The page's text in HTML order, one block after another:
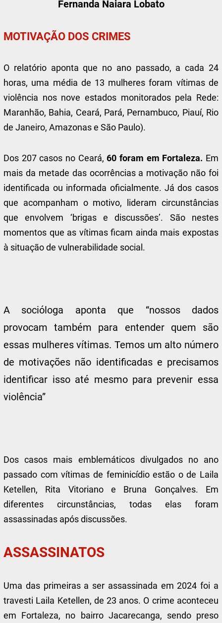
Fernanda Naiara Lobato
MOTIVAÇÃO DOS CRIMES
O relatório aponta que no ano passado, a cada 24
horas, uma média de 13 mulheres foram vítimas de
violência nos nove estados monitorados pela Rede:
Maranhão, Bahia, Ceará, Pará, Pernambuco, Piauí, Rio
de Janeiro, Amazonas e São Paulo).
Dos 207 casos no Ceará,60 foram em Fortaleza. Em
mais da metade das ocorrências a motivação não foi
identificada ou informada oficialmente. Já dos casos
que acompanham o motivo, lideram circunstâncias
que envolvem ‘brigas e discussões’. São nestes
momentos que as vítimas ficam ainda mais expostas
à situação de vulnerabilidade social.
A socióloga aponta que “nossos dados
provocam também para entender quem são
essas mulheres vítimas. Temos um alto número
de motivações não identificadas e precisamos
identificar isso até mesmo para prevenir essa
violência”
Dos casos mais emblemáticos divulgados no ano
passado com vítimas de feminicídio estão o de Laila
Ketellen, Rita Vitoriano e Bruna Gonçalves. Em
diferentes circunstâncias, todas elas foram
assassinadas após discussões.
ASSASSINATOS
Uma das primeiras a ser assassinada em 2024 foi a
travesti Laila Ketellen, de 23 anos. O crime aconteceu
em Fortaleza, no bairro Jacarecanga, sendo preso